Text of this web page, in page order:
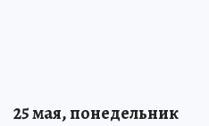
25 мая, понедельник